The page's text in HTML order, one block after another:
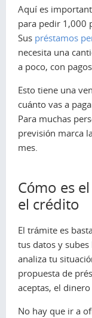
Aquí es
para pedir 1,000
Sus préstamos
necesita una
a poco, con
Esto tiene una
cuánto vas a
Para muchas
previsión marca
mes.
Cómo es
el crédito
El trámite es
tus datos y
analiza tu
propuesta de
aceptas, el
No hay que ir a